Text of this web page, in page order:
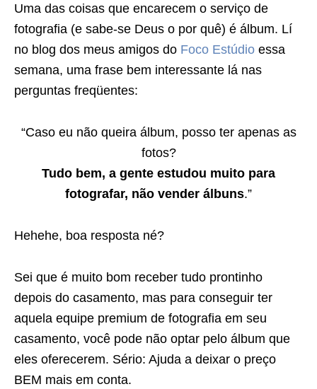
Uma das coisas que encarecem o serviço de
fotografia (e sabe-se Deus o por quê) é álbum. Lí
no blog dos meus amigos do Foco Estúdio essa
semana, uma frase bem interessante lá nas
perguntas freqüentes:
“Caso eu não queira álbum, posso ter apenas as
fotos?
Tudo bem, a gente estudou muito para
fotografar, não vender álbuns.”
Hehehe, boa resposta né?
Sei que é muito bom receber tudo prontinho
depois do casamento, mas para conseguir ter
aquela equipe premium de fotografia em seu
casamento, você pode não optar pelo álbum que
eles oferecerem. Sério: Ajuda a deixar o preço
BEM mais em conta.